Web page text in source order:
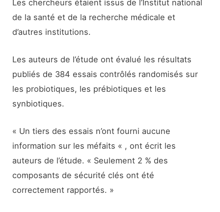
Les chercheurs étaient issus de l’Institut national
de la santé et de la recherche médicale et
d’autres institutions.
Les auteurs de l’étude ont évalué les résultats
publiés de 384 essais contrôlés randomisés sur
les probiotiques, les prébiotiques et les
synbiotiques.
« Un tiers des essais n’ont fourni aucune
information sur les méfaits « , ont écrit les
auteurs de l’étude. « Seulement 2 % des
composants de sécurité clés ont été
correctement rapportés. »